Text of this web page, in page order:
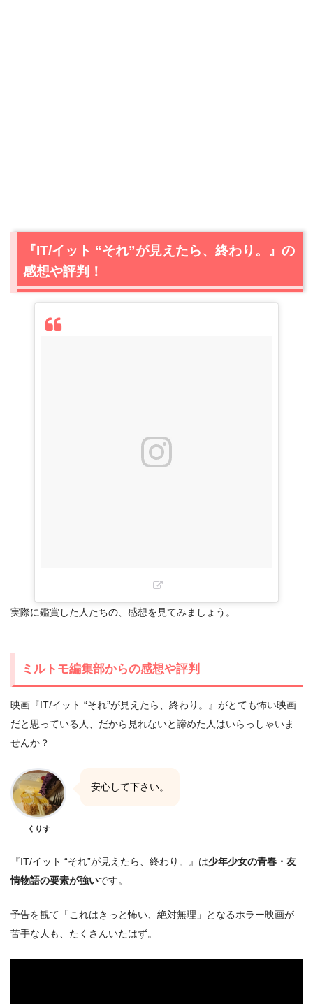
『IT/イット “それ”が見えたら、終わり。』の
感想や評判！
実際に鑑賞した人たちの、感想を見てみましょう。
ミルトモ編集部からの感想や評判
映画『IT/イット “それ”が見えたら、終わり。』がとても怖い映画
だと思っている人、だから見れないと諦めた人はいらっしゃいま
せんか？
くりす
安心して下さい。
『IT/イット “それ”が見えたら、終わり。』は少年少女の青春・友
情物語の要素が強いです。
予告を観て「これはきっと怖い、絶対無理」となるホラー映画が
苦手な人も、たくさんいたはず。